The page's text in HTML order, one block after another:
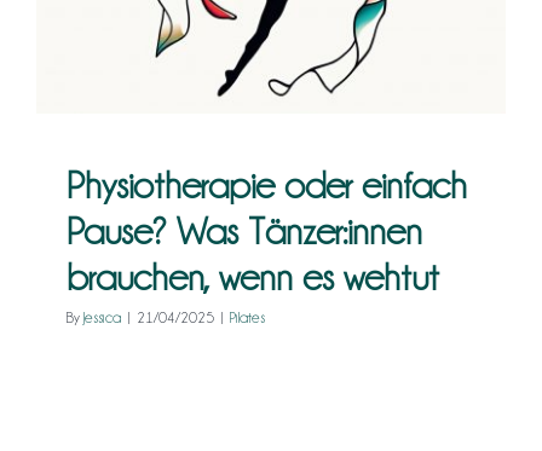
brauchen, wenn es wehtut
Pilates
Physiotherapie oder einfach
Pause? Was Tänzer:innen
brauchen, wenn es wehtut
By Jessica | 21/04/2025 | Pilates